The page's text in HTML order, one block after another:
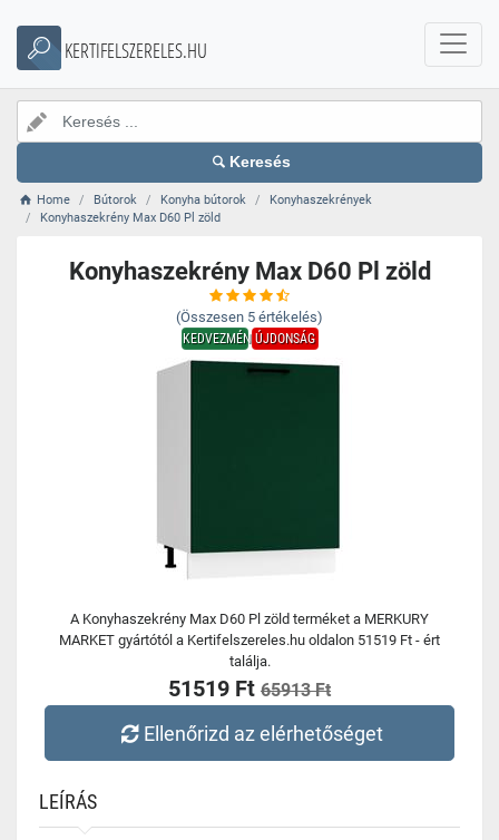
KERTIFELSZERELES.HU
Keresés
Home Bútorok Konyha bútorok
Konyhaszekrények
Konyhaszekrény Max D60 Pl zöld
Konyhaszekrény Max D60 Pl zöld
(Összesen 5 értékelés)
KEDVEZMÉNYÚJDONSÁG
A Konyhaszekrény Max D60 Pl zöld terméket a MERKURY
MARKET gyártótól a Kertifelszereles.hu oldalon 51519 Ft - ért
találja.
51519 Ft 65913 Ft
Ellenőrizd az elérhetőséget
LEÍRÁS